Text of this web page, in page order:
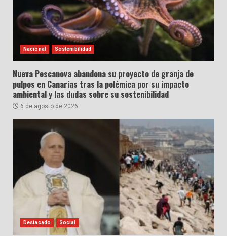
Nacional Sostenibilidad
Nueva Pescanova abandona su proyecto de granja de
pulpos en Canarias tras la polémica por su impacto
ambiental y las dudas sobre su sostenibilidad
6 de agosto de 2026
Destacado Social